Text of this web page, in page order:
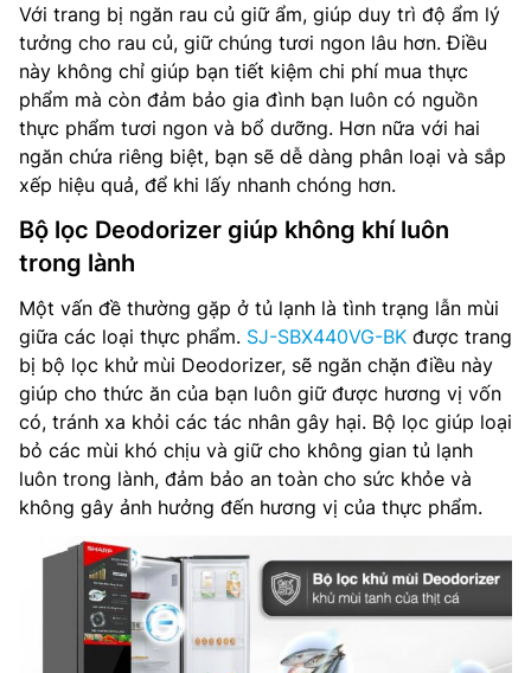
Với trang bị ngăn rau củ giữ ẩm, giúp duy trì độ ẩm lý
tưởng cho rau củ, giữ chúng tươi ngon lâu hơn. Điều
này không chỉ giúp bạn tiết kiệm chi phí mua thực
phẩm mà còn đảm bảo gia đình bạn luôn có nguồn
thực phẩm tươi ngon và bổ dưỡng. Hơn nữa với hai
ngăn chứa riêng biệt, bạn sẽ dễ dàng phân loại và sắp
xếp hiệu quả, để khi lấy nhanh chóng hơn.
Bộ lọc Deodorizer giúp không khí luôn
trong lành
Một vấn đề thường gặp ở tủ lạnh là tình trạng lẫn mùi
giữa các loại thực phẩm. SJ-SBX440VG-BK được trang
bị bộ lọc khử mùi Deodorizer, sẽ ngăn chặn điều này
giúp cho thức ăn của bạn luôn giữ được hương vị vốn
có, tránh xa khỏi các tác nhân gây hại. Bộ lọc giúp loại
bỏ các mùi khó chịu và giữ cho không gian tủ lạnh
luôn trong lành, đảm bảo an toàn cho sức khỏe và
không gây ảnh hưởng đến hương vị của thực phẩm.